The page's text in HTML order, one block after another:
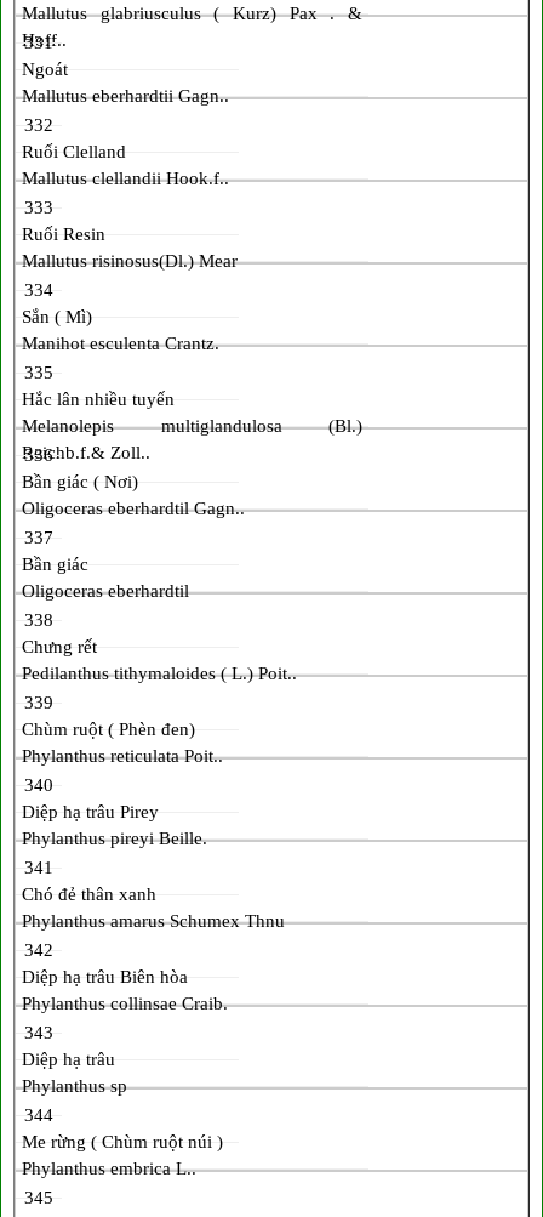
Mallutus glabriusculus ( Kurz) Pax . &
Hoff..
331
Ngoát
Mallutus eberhardtii Gagn..
332
Ruối Clelland
Mallutus clellandii Hook.f..
333
Ruối Resin
Mallutus risinosus(Dl.) Mear
334
Sắn ( Mì)
Manihot esculenta Crantz.
335
Hắc lân nhiều tuyến
Melanolepis multiglandulosa (Bl.)
Reichb.f.& Zoll..
336
Bần giác ( Nơi)
Oligoceras eberhardtil Gagn..
337
Bần giác
Oligoceras eberhardtil
338
Chưng rết
Pedilanthus tithymaloides ( L.) Poit..
339
Chùm ruột ( Phèn đen)
Phylanthus reticulata Poit..
340
Diệp hạ trâu Pirey
Phylanthus pireyi Beille.
341
Chó đẻ thân xanh
Phylanthus amarus Schumex Thnu
342
Diệp hạ trâu Biên hòa
Phylanthus collinsae Craib.
343
Diệp hạ trâu
Phylanthus sp
344
Me rừng ( Chùm ruột núi )
Phylanthus embrica L..
345